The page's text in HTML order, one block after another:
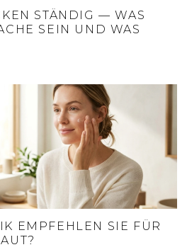
STÄNDIG — WAS
SEIN UND WAS
EMPFEHLEN SIE FÜR